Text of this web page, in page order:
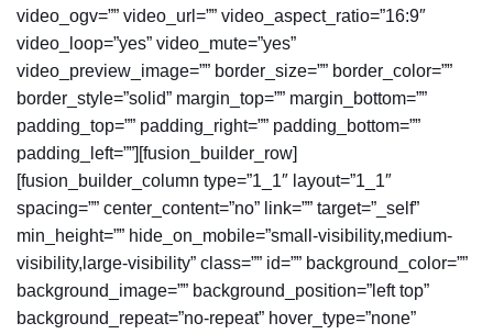
video_ogv=”” video_url=”” video_aspect_ratio=”16:9″
video_loop=”yes” video_mute=”yes”
video_preview_image=”” border_size=”” border_color=””
border_style=”solid” margin_top=”” margin_bottom=””
padding_top=”” padding_right=”” padding_bottom=””
padding_left=””][fusion_builder_row]
[fusion_builder_column type=”1_1″ layout=”1_1″
spacing=”” center_content=”no” link=”” target=”_self”
min_height=”” hide_on_mobile=”small-visibility,medium-
visibility,large-visibility” class=”” id=”” background_color=””
background_image=”” background_position=”left top”
background_repeat=”no-repeat” hover_type=”none”